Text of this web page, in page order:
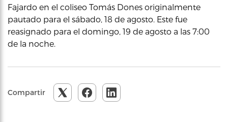
Fajardo en el coliseo Tomás Dones originalmente
pautado para el sábado, 18 de agosto. Este fue
reasignado para el domingo, 19 de agosto a las 7:00
de la noche.
Compartir